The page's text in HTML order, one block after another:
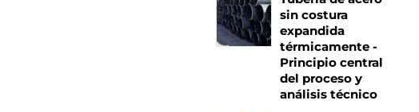
sin costura
expandida
térmicamente -
Principio central
del proceso y
análisis técnico